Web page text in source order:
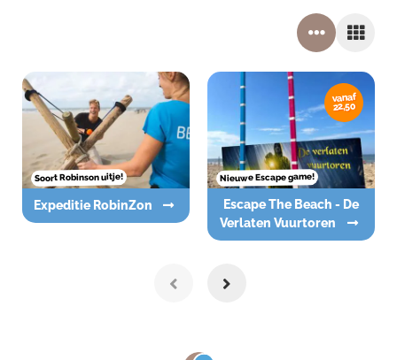
Soort Robinson uitje!
Expeditie RobinZon
vanaf
22,50
Nieuwe Escape game!
Escape The Beach - De
Verlaten Vuurtoren